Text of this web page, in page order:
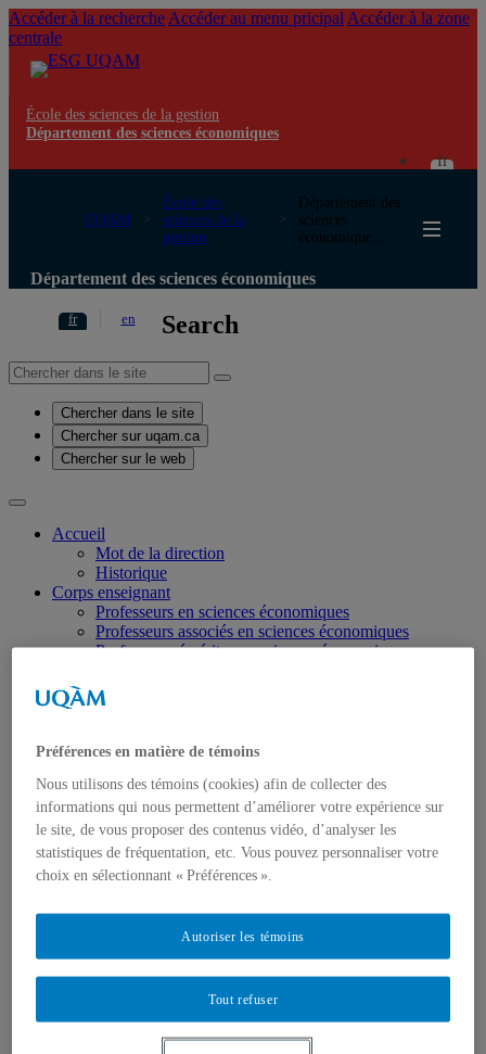
Accéder à la recherche Accéder au menu pricipal Accéder à la zone
centrale
École des sciences de la gestion
Département des sciences économiques
fr
UQAM
École des
sciences de la
gestion
Département des
sciences
économique...
Département des sciences économiques
fr en Search
Chercher dans le site
Chercher sur uqam.ca
Chercher sur le web
Accueil
Mot de la direction
Historique
Corps enseignant
Professeurs en sciences économiques
Professeurs associés en sciences économiques
Professeurs émérites en sciences économiques
Programmes
Dates importantes
2e cycle
Liste des cours offerts
Témoignages
Recherche
Cahiers de recherche
Champs de spécialisation
Unités de recherche
Maîtrise
Nous joindre
L'ESG
Programmes
Préférences en matière de témoins
Nous utilisons des témoins (cookies) afin de collecter des
informations qui nous permettent d’améliorer votre expérience sur
le site, de vous proposer des contenus vidéo, d’analyser les
statistiques de fréquentation, etc. Vous pouvez personnaliser votre
choix en sélectionnant « Préférences ».
Tout refuser
Autoriser les témoins